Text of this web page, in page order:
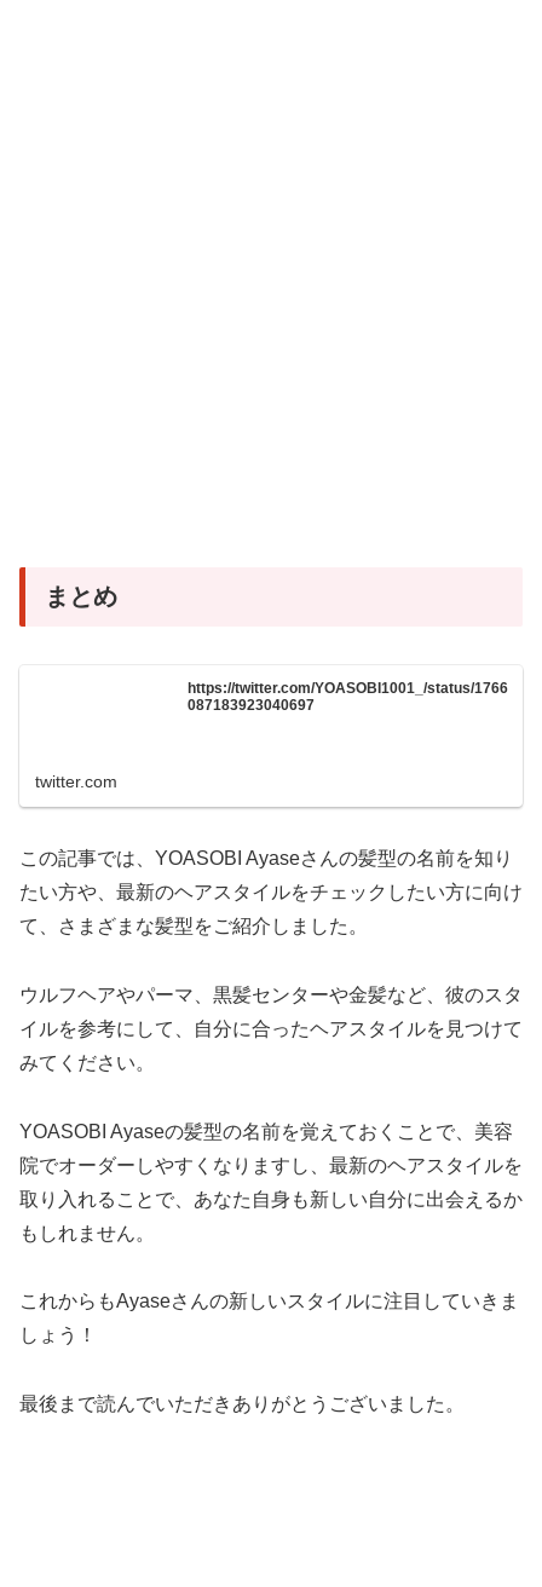
まとめ
https://twitter.com/YOASOBI1001_/status/1766
087183923040697
twitter.com
この記事では、YOASOBI Ayaseさんの髪型の名前を知り
たい方や、最新のヘアスタイルをチェックしたい方に向け
て、さまざまな髪型をご紹介しました。
ウルフヘアやパーマ、黒髪センターや金髪など、彼のスタ
イルを参考にして、自分に合ったヘアスタイルを見つけて
みてください。
YOASOBI Ayaseの髪型の名前を覚えておくことで、美容
院でオーダーしやすくなりますし、最新のヘアスタイルを
取り入れることで、あなた自身も新しい自分に出会えるか
もしれません。
これからもAyaseさんの新しいスタイルに注目していきま
しょう！
最後まで読んでいただきありがとうございました。